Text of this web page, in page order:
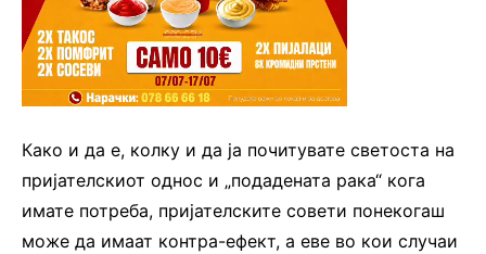
Како и да е, колку и да ја почитувате светоста на
пријателскиот однос и „подадената рака“ кога
имате потреба, пријателските совети понекогаш
може да имаат контра-ефект, а еве во кои случаи